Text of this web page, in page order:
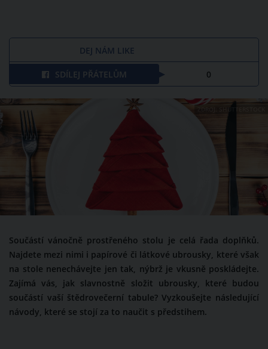
DEJ NÁM LIKE
SDÍLEJ PŘÁTELŮM 0
Součástí vánočně prostřeného stolu je celá řada doplňků.
Najdete mezi nimi i papírové či látkové ubrousky, které však
na stole nenechávejte jen tak, nýbrž je vkusně poskládejte.
Zajímá vás, jak slavnostně složit ubrousky, které budou
součástí vaší štědrovečerní tabule? Vyzkoušejte následující
návody, které se stojí za to naučit s předstihem.